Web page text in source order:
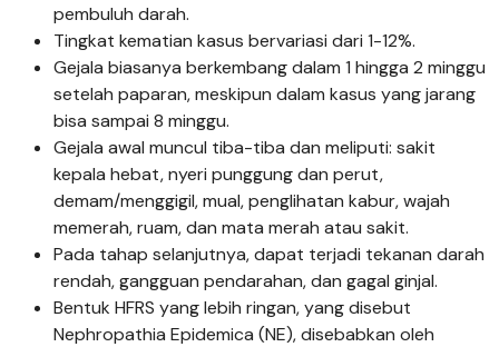
pembuluh darah.
Tingkat kematian kasus bervariasi dari 1-12%.
Gejala biasanya berkembang dalam 1 hingga 2 minggu
setelah paparan, meskipun dalam kasus yang jarang
bisa sampai 8 minggu.
Gejala awal muncul tiba-tiba dan meliputi: sakit
kepala hebat, nyeri punggung dan perut,
demam/menggigil, mual, penglihatan kabur, wajah
memerah, ruam, dan mata merah atau sakit.
Pada tahap selanjutnya, dapat terjadi tekanan darah
rendah, gangguan pendarahan, dan gagal ginjal.
Bentuk HFRS yang lebih ringan, yang disebut
Nephropathia Epidemica (NE), disebabkan oleh